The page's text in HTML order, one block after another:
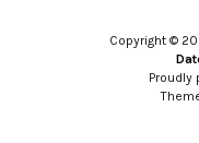
Copyright ©
Proudly